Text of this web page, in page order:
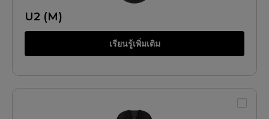
U2 (M)
เรียนรู้เพิ่มเติม